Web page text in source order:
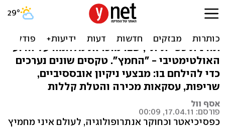
פסטיבל ה-OCD של פסח
באביב נפתח במדינת היהודים פסטיבל "התנהגות
תורנית כפייתית", שבו מוכרזת מלחמה על הרוע
האולטימטיבי - "החמץ". טקסים שונים נערכים
כדי להילחם בו: מבצעי ניקיון אובססיביים,
שריפות, עסקאות מכירה והטלת קללות
אסף וול
פורסם: 17.04.11, 00:09
כפסיכיאטר וכחוקר אנתרופולוגיה, לעולם איני מחמיץ